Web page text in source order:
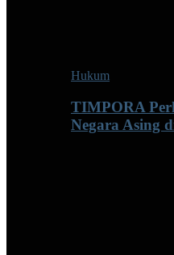
Hukum
TIMPORA
Negara Asing